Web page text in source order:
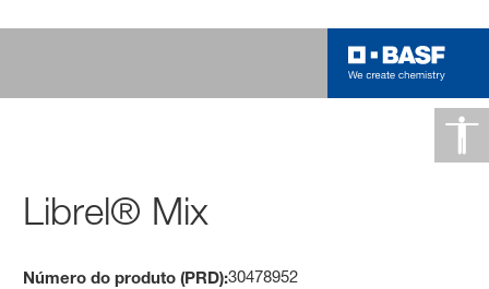
Librel® Mix
Número do produto (PRD):30478952